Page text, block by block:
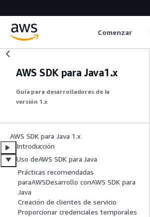
Comenzar
AWS SDK para Java1.x
Guía para desarrolladores de la
versión 1.x
AWS SDK para Java 1.x
Introducción
Uso deAWS SDK para Java
Prácticas recomendadas
paraAWSDesarrollo conAWS SDK para
Java
Creación de clientes de servicio
Proporcionar credenciales temporales